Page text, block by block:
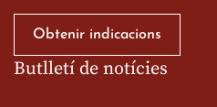
Obtenir indicacions
Butlletí de notícies